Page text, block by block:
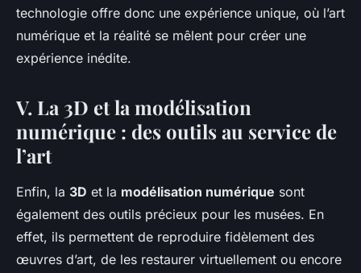
technologie offre donc une expérience unique, où l’art
numérique et la réalité se mêlent pour créer une
expérience inédite.
V. La 3D et la modélisation
numérique : des outils au service de
l’art
Enfin, la 3D et la modélisation numérique sont
également des outils précieux pour les musées. En
effet, ils permettent de reproduire fidèlement des
œuvres d’art, de les restaurer virtuellement ou encore